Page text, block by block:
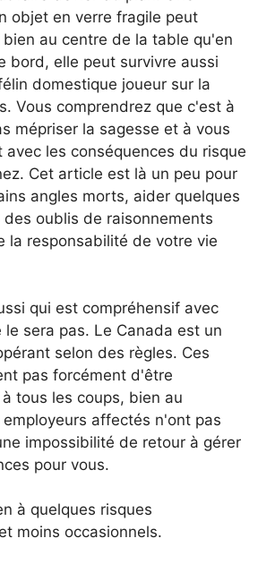
objet en verre fragile peut
bien au centre de la table qu'en
bord, elle peut survivre aussi
domestique joueur sur la
Vous comprendrez que c'est à
mépriser la sagesse et à vous
les conséquences du risque
Cet article est là un peu pour
angles morts, aider quelques
oublis de raisonnements
la responsabilité de votre vie
qui est compréhensif avec
le sera pas. Le Canada est un
selon des règles. Ces
pas forcément d'être
tous les coups, bien au
affectés n'ont pas
impossibilité de retour à gérer
pour vous.
à quelques risques
moins occasionnels.